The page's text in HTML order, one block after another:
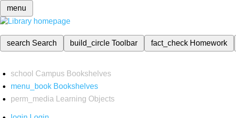
menu
search Search build_circleToolbar fact_check Homework
school Campus Bookshelves
menu_book Bookshelves
perm_media
Learning Objects